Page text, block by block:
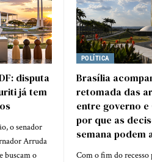
disputa
já tem
o senador
Arruda
buscam o
POLÍTICA
Brasília
retomada das
entre governo e
por que as
semana podem
Com o fim do recesso